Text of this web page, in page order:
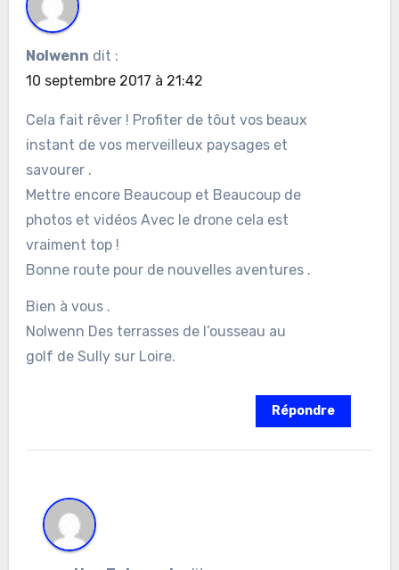
Nolwenn dit :
10 septembre 2017 à 21:42
Cela fait rêver ! Profiter de tôut vos beaux
instant de vos merveilleux paysages et
savourer .
Mettre encore Beaucoup et Beaucoup de
photos et vidéos Avec le drone cela est
vraiment top !
Bonne route pour de nouvelles aventures .
Bien à vous .
Nolwenn Des terrasses de l’ousseau au
golf de Sully sur Loire.
Répondre